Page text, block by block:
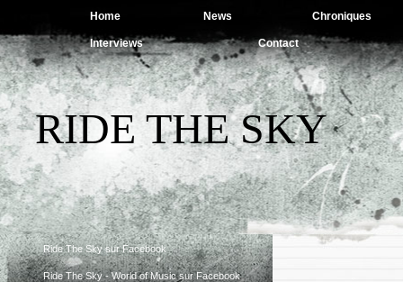
Home News Chroniques
Interviews Contact
RIDE THE SKY
Ride The Sky sur Facebook
Ride The Sky - World of Music sur Facebook